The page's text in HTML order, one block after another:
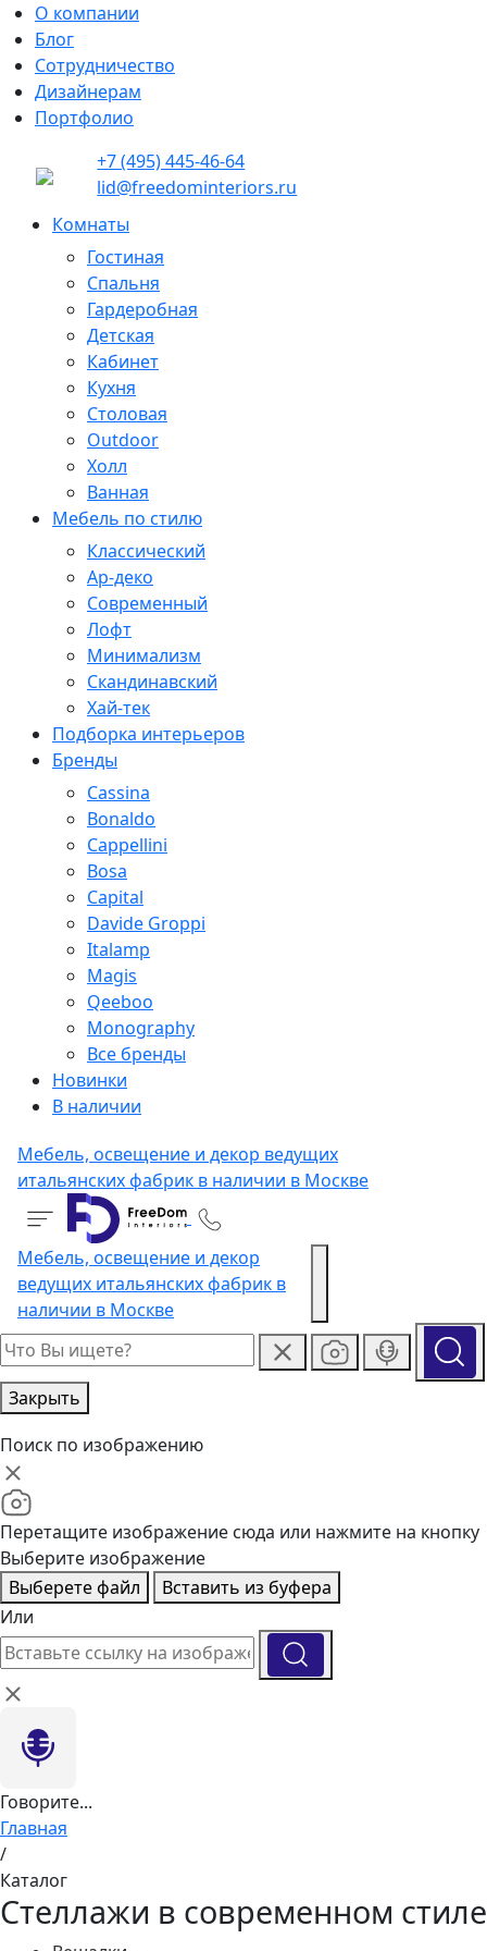
О компании
Блог
Сотрудничество
Дизайнерам
Портфолио
+7 (495) 445-46-64
lid@freedominteriors.ru
Комнаты
Гостиная
Спальня
Гардеробная
Детская
Кабинет
Кухня
Столовая
Outdoor
Холл
Ванная
Мебель по стилю
Классический
Ар-деко
Современный
Лофт
Минимализм
Скандинавский
Хай-тек
Подборка интерьеров
Бренды
Cassina
Bonaldo
Cappellini
Bosa
Capital
Davide Groppi
Italamp
Magis
Qeeboo
Monography
Все бренды
Новинки
В наличии
Мебель, освещение и декор ведущих
итальянских фабрик в наличии в Москве
Мебель, освещение и декор
ведущих итальянских фабрик в
наличии в Москве
Закрыть
Поиск по изображению
Перетащите изображение сюда или нажмите на кнопку
Выберите изображение
Выберете файл
Вставить из буфера
Или
Говорите...
Главная
/
Каталог
Стеллажи в современном стиле